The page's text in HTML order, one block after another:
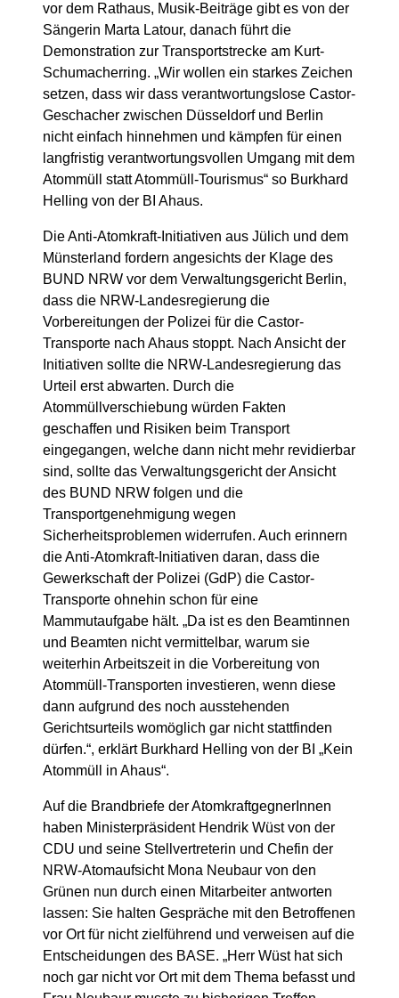
vor dem Rathaus, Musik-Beiträge gibt es von der
Sängerin Marta Latour, danach führt die
Demonstration zur Transportstrecke am Kurt-
Schumacherring. „Wir wollen ein starkes Zeichen
setzen, dass wir dass verantwortungslose Castor-
Geschacher zwischen Düsseldorf und Berlin
nicht einfach hinnehmen und kämpfen für einen
langfristig verantwortungsvollen Umgang mit dem
Atommüll statt Atommüll-Tourismus“ so Burkhard
Helling von der BI Ahaus.
Die Anti-Atomkraft-Initiativen aus Jülich und dem
Münsterland fordern angesichts der Klage des
BUND NRW vor dem Verwaltungsgericht Berlin,
dass die NRW-Landesregierung die
Vorbereitungen der Polizei für die Castor-
Transporte nach Ahaus stoppt. Nach Ansicht der
Initiativen sollte die NRW-Landesregierung das
Urteil erst abwarten. Durch die
Atommüllverschiebung würden Fakten
geschaffen und Risiken beim Transport
eingegangen, welche dann nicht mehr revidierbar
sind, sollte das Verwaltungsgericht der Ansicht
des BUND NRW folgen und die
Transportgenehmigung wegen
Sicherheitsproblemen widerrufen. Auch erinnern
die Anti-Atomkraft-Initiativen daran, dass die
Gewerkschaft der Polizei (GdP) die Castor-
Transporte ohnehin schon für eine
Mammutaufgabe hält. „Da ist es den Beamtinnen
und Beamten nicht vermittelbar, warum sie
weiterhin Arbeitszeit in die Vorbereitung von
Atommüll-Transporten investieren, wenn diese
dann aufgrund des noch ausstehenden
Gerichtsurteils womöglich gar nicht stattfinden
dürfen.“, erklärt Burkhard Helling von der BI „Kein
Atommüll in Ahaus“.
Auf die Brandbriefe der AtomkraftgegnerInnen
haben Ministerpräsident Hendrik Wüst von der
CDU und seine Stellvertreterin und Chefin der
NRW-Atomaufsicht Mona Neubaur von den
Grünen nun durch einen Mitarbeiter antworten
lassen: Sie halten Gespräche mit den Betroffenen
vor Ort für nicht zielführend und verweisen auf die
Entscheidungen des BASE. „Herr Wüst hat sich
noch gar nicht vor Ort mit dem Thema befasst und